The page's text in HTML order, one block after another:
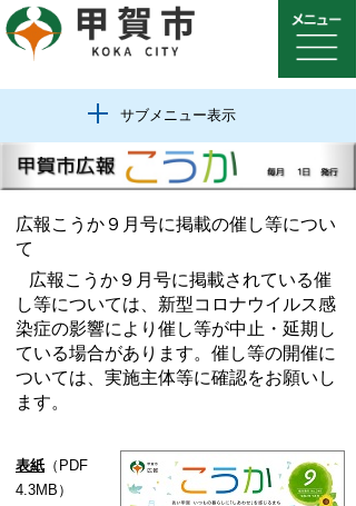
サブメニュー表示
広報こうか９ 月号に掲載の催し等につい
て
広報こうか９ 月号に掲載されている催
し等については、新型コロナウイルス感
染症の影響により催し等が中止・延期し
ている場合があります。催し等の開催に
ついては、実施主体等に確認をお願いし
ます。
表紙 （PDF
4.3MB）